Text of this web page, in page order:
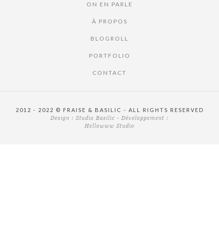
ON EN PARLE
À PROPOS
BLOGROLL
PORTFOLIO
CONTACT
2012 - 2022 © FRAISE & BASILIC - ALL RIGHTS RESERVED
Design : Studio Basilic - Développement :
Hellowww Studio